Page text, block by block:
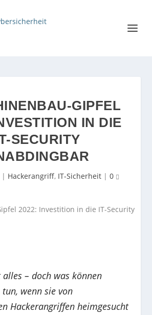
GIPFEL
IN DIE
SECURITY
| Hackerangriff, IT-Sicherheit | 0
– doch was können
wenn sie von
Hackerangriffen heimgesucht